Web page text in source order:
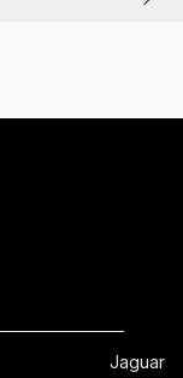
Jaguar